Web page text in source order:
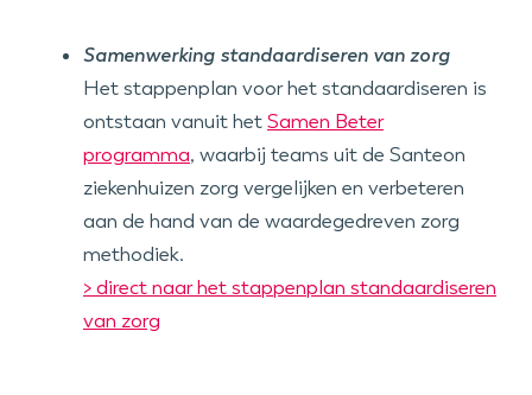
Samenwerking standaardiseren van zorg
Het stappenplan voor het standaardiseren is
ontstaan vanuit het Samen Beter
programma, waarbij teams uit de Santeon
ziekenhuizen zorg vergelijken en verbeteren
aan de hand van de waardegedreven zorg
methodiek.
> direct naar het stappenplan standaardiseren
van zorg